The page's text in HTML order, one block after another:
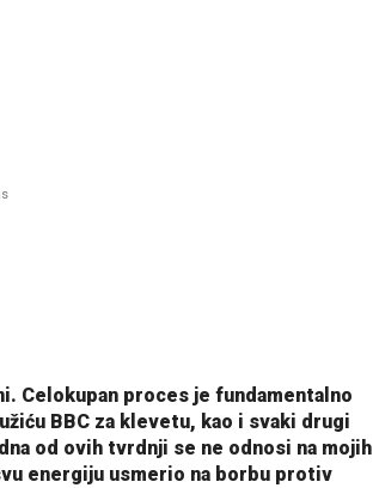
Celokupan proces je fundamentalno
BBC za klevetu, kao i svaki drugi
od ovih tvrdnji se ne odnosi na mojih
energiju usmerio na borbu protiv